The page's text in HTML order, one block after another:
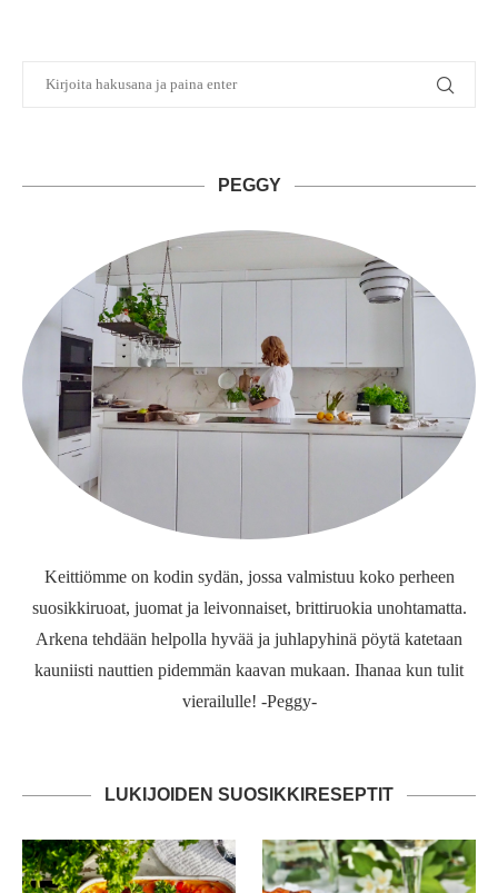
PEGGY
Keittiömme on kodin sydän, jossa valmistuu koko perheen
suosikkiruoat, juomat ja leivonnaiset, brittiruokia unohtamatta.
Arkena tehdään helpolla hyvää ja juhlapyhinä pöytä katetaan
kauniisti nauttien pidemmän kaavan mukaan. Ihanaa kun tulit
vierailulle! -Peggy-
LUKIJOIDEN SUOSIKKIRESEPTIT